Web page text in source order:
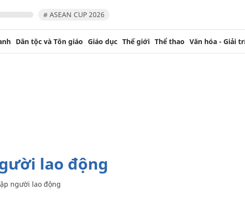
# ASEAN CUP 2026
Dân tộc và Tôn giáo Giáo dục Thế giới Thể thao Văn hóa - Giải
lao động
người lao động